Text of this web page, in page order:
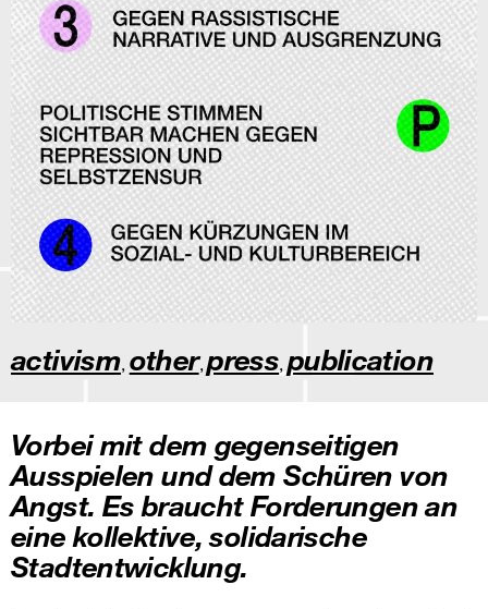
activism, other,press, publication
Vorbei mit dem gegenseitigen
Ausspielen und dem Schüren von
Angst. Es braucht Forderungen an
eine kollektive, solidarische
Stadtentwicklung.